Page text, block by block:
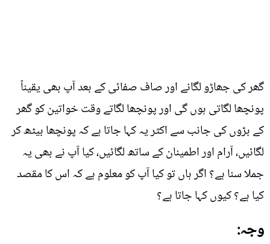
گھر کی جھاڑو لگانے اور صاف صفائی کے بعد آپ بھی یقیناً
پونچھا لگاتی ہوں گی اور پونچھا لگاتے وقت خواتین کو گھر
کے بڑوں کی جانب سے اکثر یہ کہا جاتا ہے کہ پونچھا بیٹھ کر
لگائیں، آرام اور اطمینان کے ساتھ لگائیں، کیا آپ نے بھی یہ
جملا سنا ہے؟ اگر ہاں تو کیا آپ کو معلوم ہے کہ اس کا مقصد
کیا ہے؟ کیوں کہا جاتا ہے؟
وجہ: